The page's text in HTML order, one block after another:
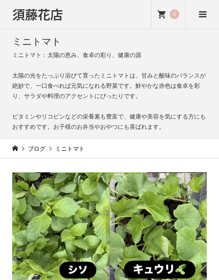
須藤花店 0
ミニトマト
ミニトマト：太陽の恵み、食卓の彩り、健康の源
太陽の光をたっぷり浴びて育ったミニトマトは、甘みと酸味のバランスが
絶妙で、一口食べれば元気になれる野菜です。鮮やかな赤色は食卓を彩
り、サラダや料理のアクセントにぴったりです。
ビタミンやリコピンなどの栄養素も豊富で、健康や美容を気にする方にも
おすすめです。お子様のお弁当やおやつにも喜ばれます。
ブログ ミニトマト